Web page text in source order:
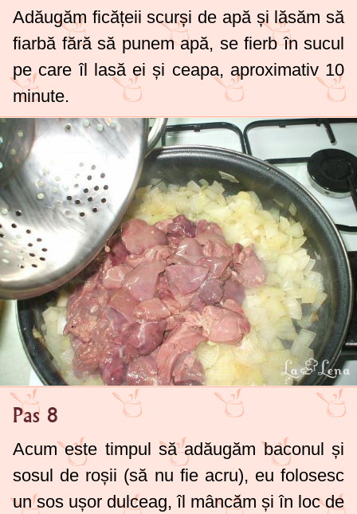
Adăugăm ficățeii scurși de apă și lăsăm să
fiarbă fără să punem apă, se fierb în sucul
pe care îl lasă ei și ceapa, aproximativ 10
minute.
Pas 8
Acum este timpul să adăugăm baconul și
sosul de roșii (să nu fie acru), eu folosesc
un sos ușor dulceag, îl mâncăm și în loc de